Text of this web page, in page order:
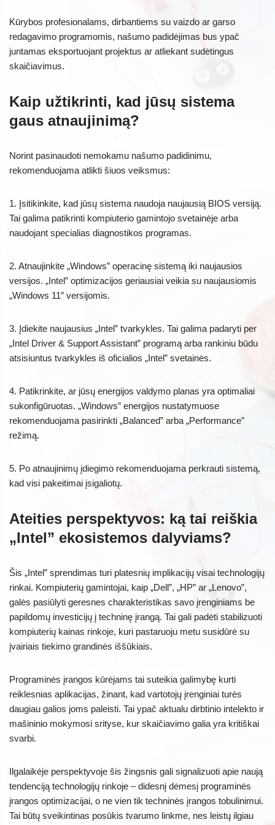
Kūrybos profesionalams, dirbantiems su vaizdo ar garso
redagavimo programomis, našumo padidėjimas bus ypač
juntamas eksportuojant projektus ar atliekant sudėtingus
skaičiavimus.
Kaip užtikrinti, kad jūsų sistema
gaus atnaujinimą?
Norint pasinaudoti nemokamu našumo padidinimu,
rekomenduojama atlikti šiuos veiksmus:
1. Įsitikinkite, kad jūsų sistema naudoja naujausią BIOS versiją.
Tai galima patikrinti kompiuterio gamintojo svetainėje arba
naudojant specialias diagnostikos programas.
2. Atnaujinkite „Windows” operacinę sistemą iki naujausios
versijos. „Intel” optimizacijos geriausiai veikia su naujausiomis
„Windows 11″ versijomis.
3. Įdiekite naujausius „Intel” tvarkykles. Tai galima padaryti per
„Intel Driver & Support Assistant” programą arba rankiniu būdu
atsisiuntus tvarkykles iš oficialios „Intel” svetainės.
4. Patikrinkite, ar jūsų energijos valdymo planas yra optimaliai
sukonfigūruotas. „Windows” energijos nustatymuose
rekomenduojama pasirinkti „Balanced” arba „Performance”
režimą.
5. Po atnaujinimų įdiegimo rekomenduojama perkrauti sistemą,
kad visi pakeitimai įsigaliotų.
Ateities perspektyvos: ką tai reiškia
„Intel” ekosistemos dalyviams?
Šis „Intel” sprendimas turi platesnių implikacijų visai technologijų
rinkai. Kompiuterių gamintojai, kaip „Dell”, „HP” ar „Lenovo”,
galės pasiūlyti geresnes charakteristikas savo įrenginiams be
papildomų investicijų į techninę įrangą. Tai gali padėti stabilizuoti
kompiuterių kainas rinkoje, kuri pastaruoju metu susidūrė su
įvairiais tiekimo grandinės iššūkiais.
Programinės įrangos kūrėjams tai suteikia galimybę kurti
reiklesnias aplikacijas, žinant, kad vartotojų įrenginiai turės
daugiau galios joms paleisti. Tai ypač aktualu dirbtinio intelekto ir
mašininio mokymosi srityse, kur skaičiavimo galia yra kritiškai
svarbi.
Ilgalaikėje perspektyvoje šis žingsnis gali signalizuoti apie naują
tendenciją technologijų rinkoje – didesnį dėmesį programinės
įrangos optimizacijai, o ne vien tik techninės įrangos tobulinimui.
Tai būtų sveikintinas posūkis tvarumo linkme, nes leistų ilgiau